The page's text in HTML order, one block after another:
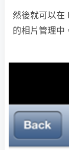
然後就可以在
的相片管理中